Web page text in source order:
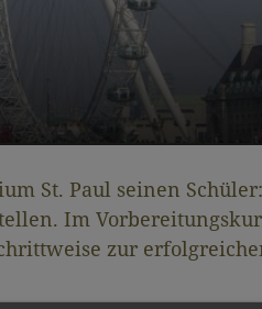
St. Paul seinen
Im
zur